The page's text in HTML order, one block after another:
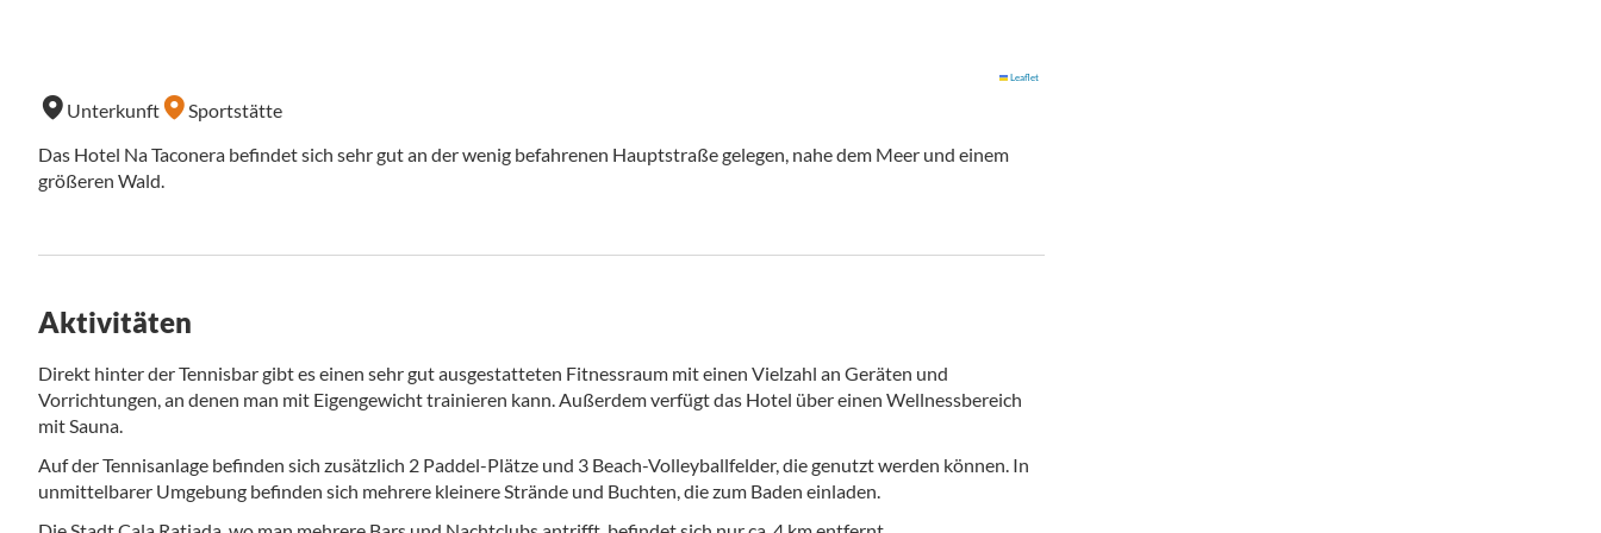
Leaflet
Unterkunft
Sportstätte
Das Hotel Na Taconera befindet sich sehr gut an der wenig befahrenen Hauptstraße gelegen, nahe dem Meer und einem
größeren Wald.
Aktivitäten
Direkt hinter der Tennisbar gibt es einen sehr gut ausgestatteten Fitnessraum mit einen Vielzahl an Geräten und
Vorrichtungen, an denen man mit Eigengewicht trainieren kann. Außerdem verfügt das Hotel über einen Wellnessbereich
mit Sauna.
Auf der Tennisanlage befinden sich zusätzlich 2 Paddel-Plätze und 3 Beach-Volleyballfelder, die genutzt werden können. In
unmittelbarer Umgebung befinden sich mehrere kleinere Strände und Buchten, die zum Baden einladen.